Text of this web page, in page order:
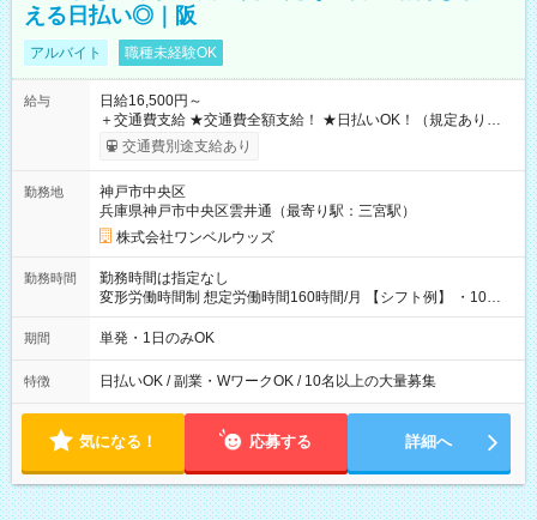
える日払い◎｜阪
アルバイト 職種未経験OK
給与
日給16,500円～
＋交通費支給 ★交通費全額支給！ ★日払いOK！（規定あり） ┗
働いたその日に現金GET♪ お仕事後はコンビニATMから 日払
交通費別途支給あり
勤務地
神戸市中央区
兵庫県神戸市中央区雲井通（最寄り駅：三宮駅）
株式会社ワンベルウッズ
勤務時間
勤務時間は指定なし
変形労働時間制 想定労働時間160時間/月 【シフト例】 ・10：
00～20：00
期間 単発・1日のみOK
特徴 日払いOK / 副業・WワークOK / 10名以上の大量募集
気になる！ 応募する 詳細へ